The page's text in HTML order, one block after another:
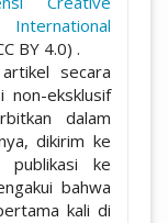
BY 4.0) .
secara
non-eksklusif
dalam
dikirim ke
publikasi ke
bahwa
kali di